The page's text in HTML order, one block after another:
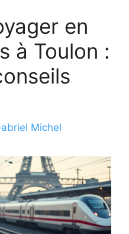
en
à Toulon :
Michel